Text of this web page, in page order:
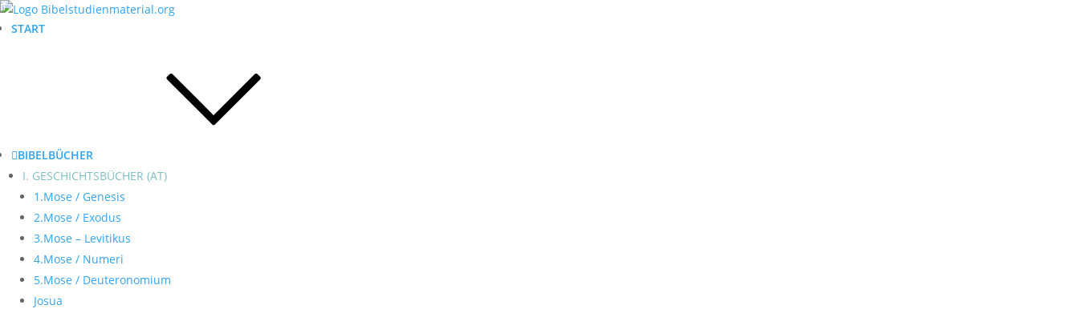
START
BIBELBÜCHER
I. GESCHICHTSBÜCHER (AT)
1.Mose / Genesis
2.Mose / Exodus
3.Mose – Levitikus
4.Mose / Numeri
5.Mose / Deuteronomium
Josua